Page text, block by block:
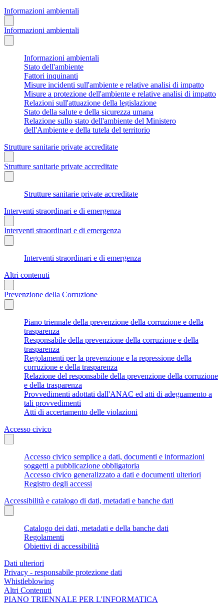
Informazioni ambientali
Informazioni ambientali
Informazioni ambientali
Stato dell'ambiente
Fattori inquinanti
Misure incidenti sull'ambiente e relative analisi di impatto
Misure a protezione dell'ambiente e relative analisi di impatto
Relazioni sull'attuazione della legislazione
Stato della salute e della sicurezza umana
Relazione sullo stato dell'ambiente del Ministero
dell'Ambiente e della tutela del territorio
Strutture sanitarie private accreditate
Strutture sanitarie private accreditate
Strutture sanitarie private accreditate
Interventi straordinari e di emergenza
Interventi straordinari e di emergenza
Interventi straordinari e di emergenza
Altri contenuti
Prevenzione della Corruzione
Piano triennale della prevenzione della corruzione e della
trasparenza
Responsabile della prevenzione della corruzione e della
trasparenza
Regolamenti per la prevenzione e la repressione della
corruzione e della trasparenza
Relazione del responsabile della prevenzione della corruzione
e della trasparenza
Provvedimenti adottati dall'ANAC ed atti di adeguamento a
tali provvedimenti
Atti di accertamento delle violazioni
Accesso civico
Accesso civico semplice a dati, documenti e informazioni
soggetti a pubblicazione obbligatoria
Accesso civico generalizzato a dati e documenti ulteriori
Registro degli accessi
Accessibilità e catalogo di dati, metadati e banche dati
Catalogo dei dati, metadati e della banche dati
Regolamenti
Obiettivi di accessibilità
Dati ulteriori
Privacy - responsabile protezione dati
Whistleblowing
Altri Contenuti
PIANO TRIENNALE PER L'INFORMATICA